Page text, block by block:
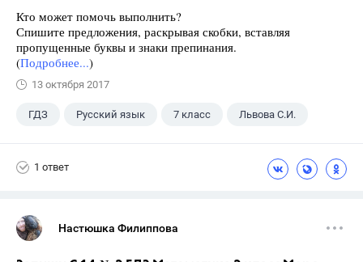
Кто может помочь выполнить?
Спишите предложения, раскрывая скобки, вставляя
пропущенные буквы и знаки препинания.
(Подробнее...)
13 октября 2017
ГДЗ Русский язык 7 класс Львова С.И.
1 ответ
Настюшка Филиппова